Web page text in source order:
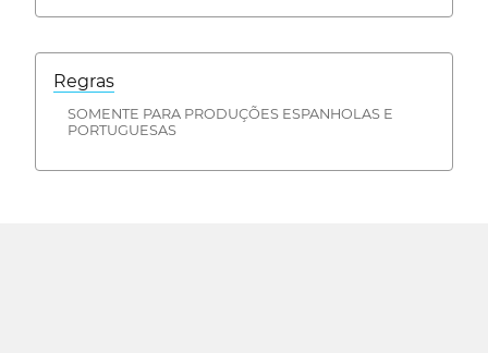
Regras
SOMENTE PARA PRODUÇÕES ESPANHOLAS E
PORTUGUESAS